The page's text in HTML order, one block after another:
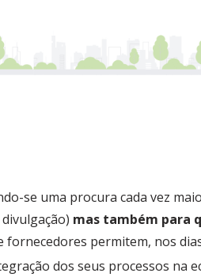
se uma procura cada vez
mas também para
fornecedores permitem, nos
dos seus processos na